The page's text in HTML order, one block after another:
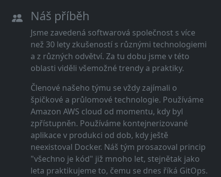
Náš příběh
Jsme zavedená softwarová společnost s více
než 30 lety zkušeností s různými technologiemi
a z různých odvětví. Za tu dobu jsme v této
oblasti viděli všemožné trendy a praktiky.
Členové našeho týmu se vždy zajímali o
špičkové a průlomové technologie. Používáme
Amazon AWS cloud od momentu, kdy byl
zpřístupněn. Používáme kontejnerizované
aplikace v produkci od dob, kdy ještě
neexistoval Docker. Náš tým prosazoval princip
"všechno je kód" již mnoho let, stejnětak jako
leta praktikujeme to, čemu se dnes říká GitOps.